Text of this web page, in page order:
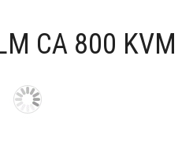
CA 800 KVM